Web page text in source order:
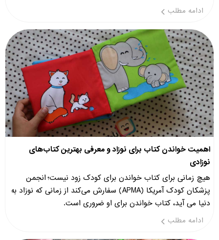
ادامه مطلب
اهمیت خواندن کتاب برای نوزاد و معرفی بهترین کتاب‌های
نوزادی
هیچ‎ زمانی برای کتاب خواندن برای کودک زود نیست؛ انجمن
پزشکان کودک آمریکا (APMA) سفارش می‎کند از زمانی که نوزاد به
دنیا می ‎آید، کتاب خواندن برای او ضروری است.
ادامه مطلب